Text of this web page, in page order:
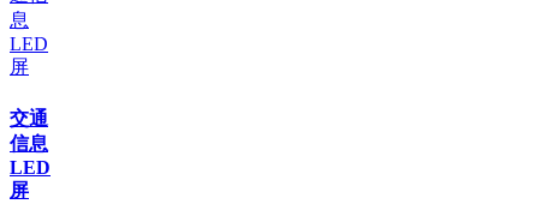
交通
信息
LED
屏